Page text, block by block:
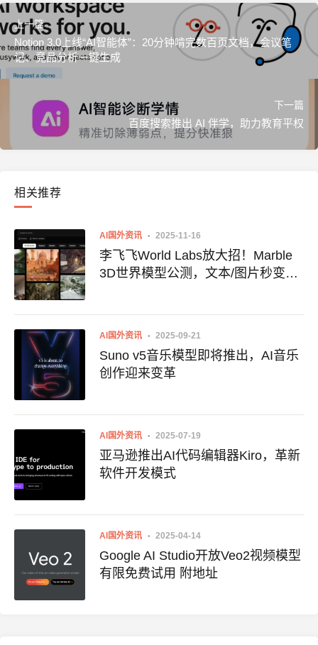
上一篇
Notion 3.0上线“AI智能体”：20分钟啃完数百页文档，会议笔
记、竞品分析一键生成
下一篇
百度搜索推出 AI 伴学，助力教育平权
相关推荐
AI国外资讯 2025-11-16
李飞飞World Labs放大招！Marble
3D世界模型公测，文本/图片秒变可
AI国外资讯 2025-09-21
Suno v5音乐模型即将推出，AI音乐
创作迎来变革
AI国外资讯 2025-07-19
亚马逊推出AI代码编辑器Kiro，革新
软件开发模式
AI国外资讯 2025-04-14
Google AI Studio开放Veo2视频模型
有限免费试用 附地址